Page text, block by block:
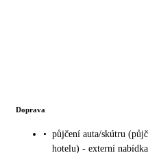
Doprava
• půjčení auta/skútru
hotelu) - externí nabídka